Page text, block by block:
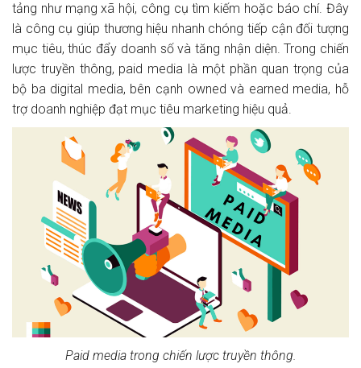
tảng như mạng xã hội, công cụ tìm kiếm hoặc báo chí. Đây
là công cụ giúp thương hiệu nhanh chóng tiếp cận đối tượng
mục tiêu, thúc đẩy doanh số và tăng nhận diện. Trong chiến
lược truyền thông, paid media là một phần quan trọng của
bộ ba digital media, bên cạnh owned và earned media, hỗ
trợ doanh nghiệp đạt mục tiêu marketing hiệu quả.
Paid media trong chiến lược truyền thông.